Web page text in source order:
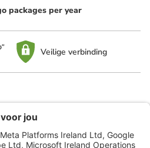
packages per year
Veilige verbinding